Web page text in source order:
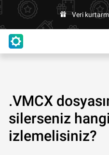
Veri
.VMCX
silerseniz hangi
izlemelisiniz?